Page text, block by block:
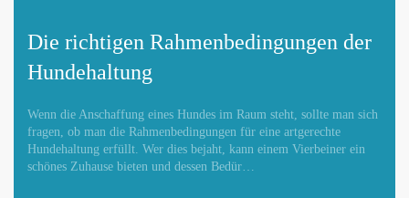
Die richtigen Rahmenbedingungen der
Hundehaltung
Wenn die Anschaffung eines Hundes im Raum steht, sollte man sich
fragen, ob man die Rahmenbedingungen für eine artgerechte
Hundehaltung erfüllt. Wer dies bejaht, kann einem Vierbeiner ein
schönes Zuhause bieten und dessen Bedür…